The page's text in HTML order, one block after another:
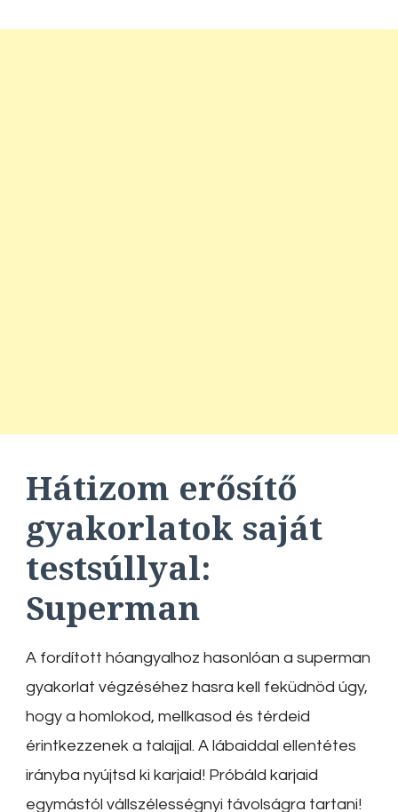
Hátizom erősítő
gyakorlatok saját
testsúllyal:
Superman
A fordított hóangyalhoz hasonlóan a superman
gyakorlat végzéséhez hasra kell feküdnöd úgy,
hogy a homlokod, mellkasod és térdeid
érintkezzenek a talajjal. A lábaiddal ellentétes
irányba nyújtsd ki karjaid! Próbáld karjaid
egymástól vállszélességnyi távolságra tartani!